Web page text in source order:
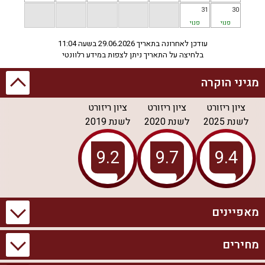
30
פנוי
31
פנוי
עודכן לאחרונה בתאריך 29.06.2026 בשעה 11:04
בלחיצה על התאריך ניתן לצפות במידע רלוונטי
מגיני הוקרה
ציון ריזורט
לשנת2025
ציון ריזורט
לשנת2020
ציון ריזורט
לשנת2019
מאפיינים
מידע כללימחירים